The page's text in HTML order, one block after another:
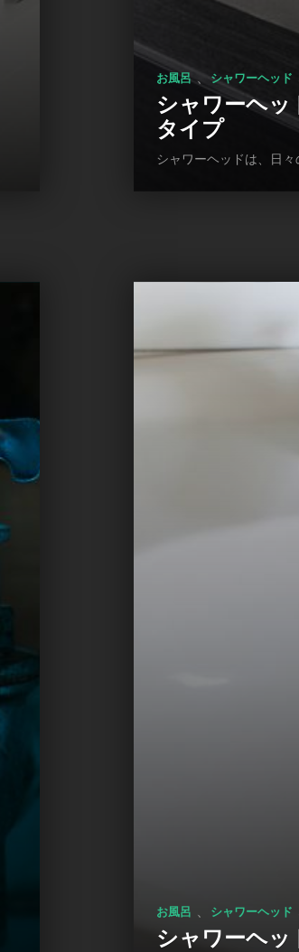
お風呂 、シャワーヘッド
シャワーヘ
タイプ
シャワーヘッドは、日
お風呂 シャワーヘッド
シャワーヘッ